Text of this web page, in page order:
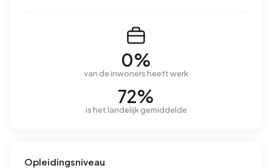
0%
van de inwoners heeft werk
72%
is het landelijk gemiddelde
Opleidingsniveau